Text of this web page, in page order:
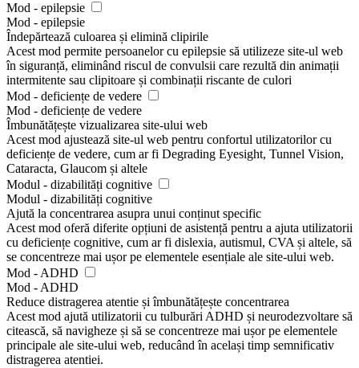
Mod - epilepsie
Mod - epilepsie
Îndepărtează culoarea și elimină clipirile
Acest mod permite persoanelor cu epilepsie să utilizeze site-ul web
în siguranță, eliminând riscul de convulsii care rezultă din animații
intermitente sau clipitoare și combinații riscante de culori
Mod - deficiențe de vedere
Mod - deficiențe de vedere
Îmbunătățește vizualizarea site-ului web
Acest mod ajustează site-ul web pentru confortul utilizatorilor cu
deficiențe de vedere, cum ar fi Degrading Eyesight, Tunnel Vision,
Cataracta, Glaucom și altele
Modul - dizabilități cognitive
Modul - dizabilități cognitive
Ajută la concentrarea asupra unui conținut specific
Acest mod oferă diferite opțiuni de asistență pentru a ajuta utilizatorii
cu deficiențe cognitive, cum ar fi dislexia, autismul, CVA și altele, să
se concentreze mai ușor pe elementele esențiale ale site-ului web.
Mod - ADHD
Mod - ADHD
Reduce distragerea atentie și îmbunătățește concentrarea
Acest mod ajută utilizatorii cu tulburări ADHD și neurodezvoltare să
citească, să navigheze și să se concentreze mai ușor pe elementele
principale ale site-ului web, reducând în același timp semnificativ
distragerea atentiei.